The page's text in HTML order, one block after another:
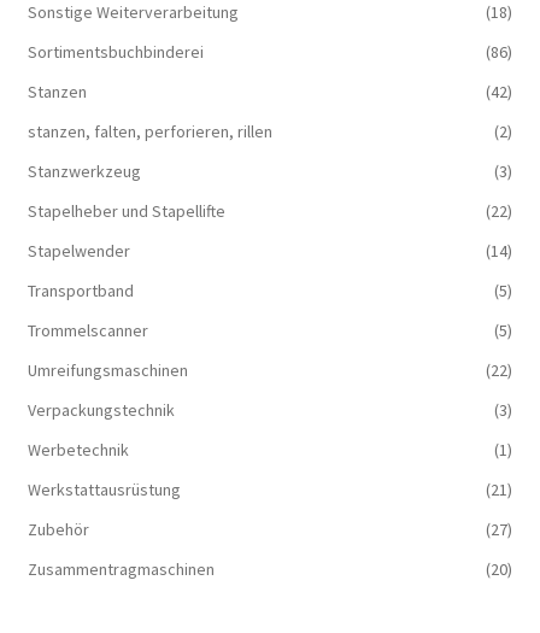
Sonstige Weiterverarbeitung
(18)
Sortimentsbuchbinderei
(86)
Stanzen
(42)
stanzen, falten, perforieren, rillen
(2)
Stanzwerkzeug
(3)
Stapelheber und Stapellifte
(22)
Stapelwender
(14)
Transportband
(5)
Trommelscanner
(5)
Umreifungsmaschinen
(22)
Verpackungstechnik
(3)
Werbetechnik
(1)
Werkstattausrüstung
(21)
Zubehör
(27)
Zusammentragmaschinen
(20)